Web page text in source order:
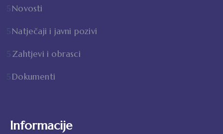
Novosti
Natječaji i javni pozivi
Zahtjevi i obrasci
Dokumenti
Informacije